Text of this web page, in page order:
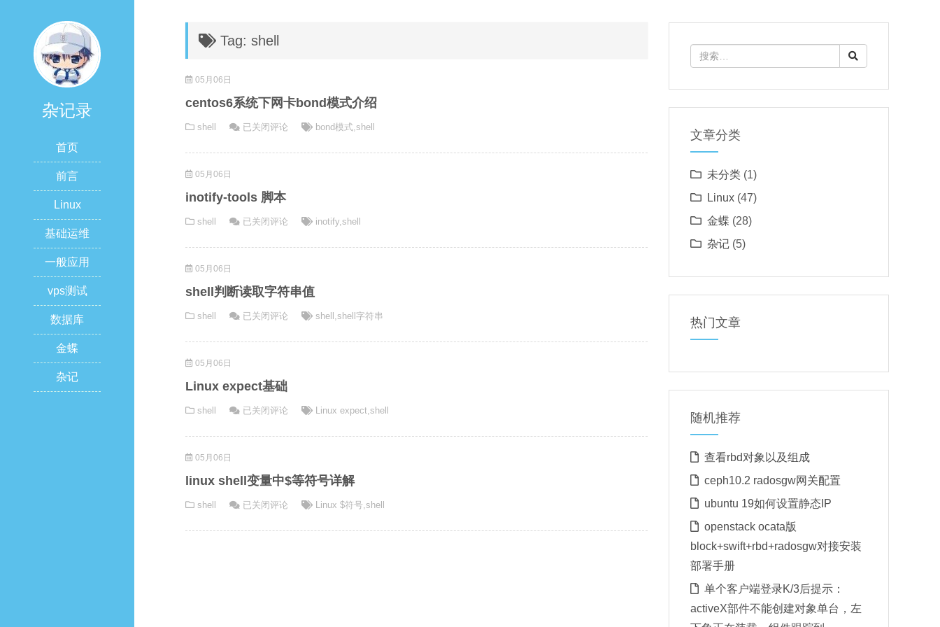
杂记录
首页
前言
Linux
基础运维
一般应用
vps测试
数据库
金蝶
杂记
Tag: shell
05月06日
centos6系统下网卡bond模式介绍
shell
centos6
网
bond
绍
已关闭评论 bond模式,shell
05月06日
inotify-tools 脚本
shell
inotify-
已关闭评论 inotify,shell
05月06日
shell判断读取字符串值
shell
shell
符
已关闭评论 shell ,shell字符串
05月06日
Linux expect基础
shell
Linux
已关闭评论 Linux expect,shell
05月06日
linux shell变量中$等符号详解
shell
linux
已关闭评论 Linux $符号,shell
文章分类
未分类(1)
Linux(47)
金蝶 (28)
杂记(5)
热门文章
随机推荐
查看rbd对象以及组成
ceph10.2 radosgw网关配置
ubuntu 19如何设置静态IP
openstack ocata版
block+swift+rbd+radosgw对接安装
部署手册
单个客户端登录K/3后提示：
activeX部件不能创建对象单台，左